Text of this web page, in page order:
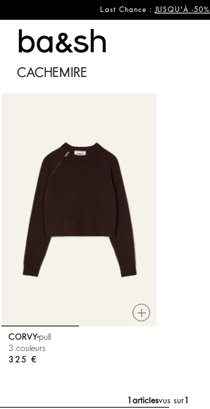
Last Chance :JUSQU'À -50%
ba&sh
CACHEMIRE
CORVYpull
3 couleurs
325 €
1 articlesvus sur1